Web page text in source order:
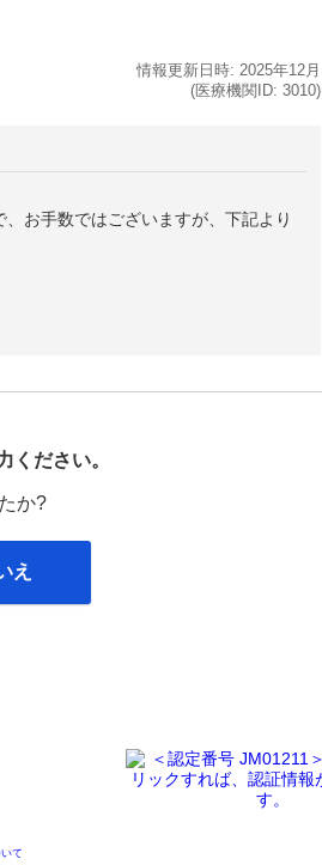
情報更新日時: 2025年12月
(医療機関ID: 3010)
お手数ではございますが、下記より
ください。
か?
え
て